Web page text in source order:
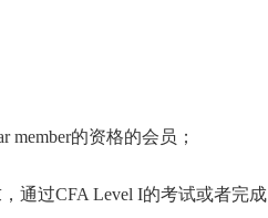
的资格的会员；
通过CFA Level I的考试或者完成